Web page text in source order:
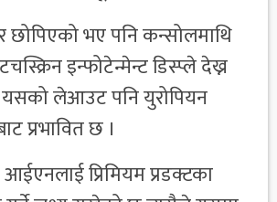
छोपिएको भए पनि कन्सोलमाथि
इन्फोटेन्मेन्ट डिस्प्ले देख्न
लेआउट पनि युरोपियन
प्रभावित छ ।
प्रिमियम प्रडक्टका